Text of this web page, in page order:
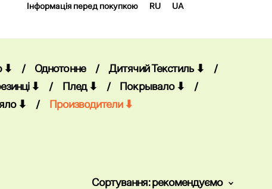
Інформація перед покупкою
RU UA
⬇ / Однотонне / Дитячий Текстиль ⬇
/
⬇ / Плед ⬇ / Покрывало ⬇
/
⬇ / Производители ⬇
Сортування: рекомендуємо